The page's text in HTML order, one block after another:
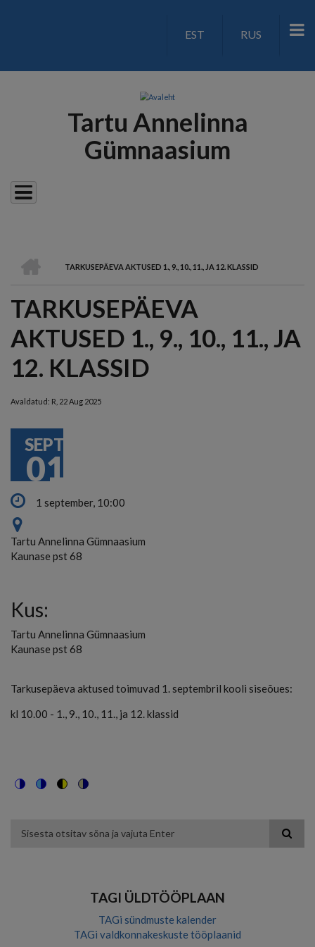
LANGUAGE
EST RUS
Tartu Annelinna
Gümnaasium
LEIVAPURU
TARKUSEPÄEVA AKTUSED 1., 9., 10., 11., JA 12. KLASSID
TARKUSEPÄEVA
AKTUSED 1., 9., 10., 11., JA
12. KLASSID
Avaldatud: R, 22 Aug 2025
SEPT
01
1 september, 10:00
Tartu Annelinna Gümnaasium
Kaunase pst 68
Kus:
Tartu Annelinna Gümnaasium
Kaunase pst 68
Tarkusepäeva aktused toimuvad 1. septembril kooli siseõues:
kl 10.00 - 1., 9., 10., 11., ja 12. klassid
color
high
soft
theme
TAGI ÜLDTÖÖPLAAN
TAGi sündmuste kalender
TAGi valdkonnakeskuste tööplaanid